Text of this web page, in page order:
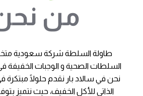
من
ﻃﺎوﻟﺔ اﻟﺴﻠﻄﺔ شركة ﺳﻌﻮدﻳﺔ
اﻟﺴﻠﻄﺎت اﻟﺼﺤﻴﺔ و اﻟﻮﺟﺒﺎت اﻟﺨﻔﻴﻔﺔ ﻓﻲ
نحن في سالاد بار نقدم حلولًا مبتكرة
الذاتي للأكل الخفيف، حيث نتميز